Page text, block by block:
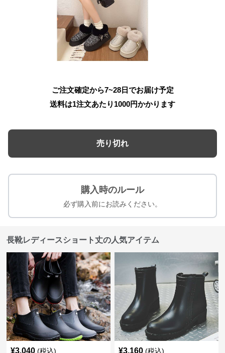
ご注文確定から7~28日でお届け予定
送料は1注文あたり 1000円かかります
売り切れ
購入時のルール
必ず購入前にお読みください。
長靴レディースショート丈の人気アイテム
¥3,040 (税込) ¥3,160 (税込)